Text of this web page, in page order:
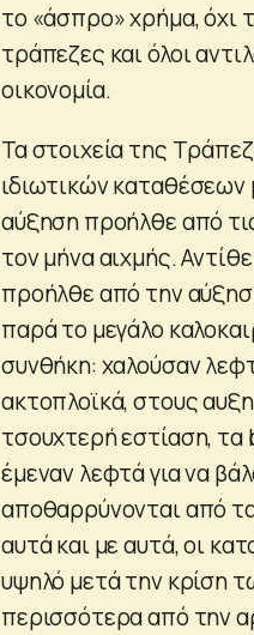
το «άσπρο» χρήμα, όχι
τράπεζες και όλοι
οικονομία.
Τα στοιχεία της
ιδιωτικών καταθέσεων
αύξηση προήλθε από
τον μήνα αιχμής.
προήλθε από την
παρά το μεγάλο
συνθήκη: χαλούσαν
ακτοπλοϊκά, στους
τσουχτερή εστίαση, τα
έμεναν λεφτά για να
αποθαρρύνονται από
αυτά και με αυτά, οι
υψηλό μετά την κρίση
περισσότερα από την